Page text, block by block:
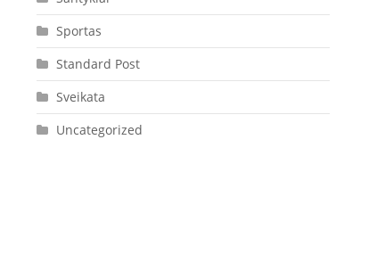
Sportas
Standard Post
Sveikata
Uncategorized